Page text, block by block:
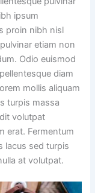
ipsum
proin nibh nisl
etiam non
Odio euismod
diam
mollis aliquam
turpis massa
volutpat
erat. Fermentum
lacus sed turpis
at volutpat.